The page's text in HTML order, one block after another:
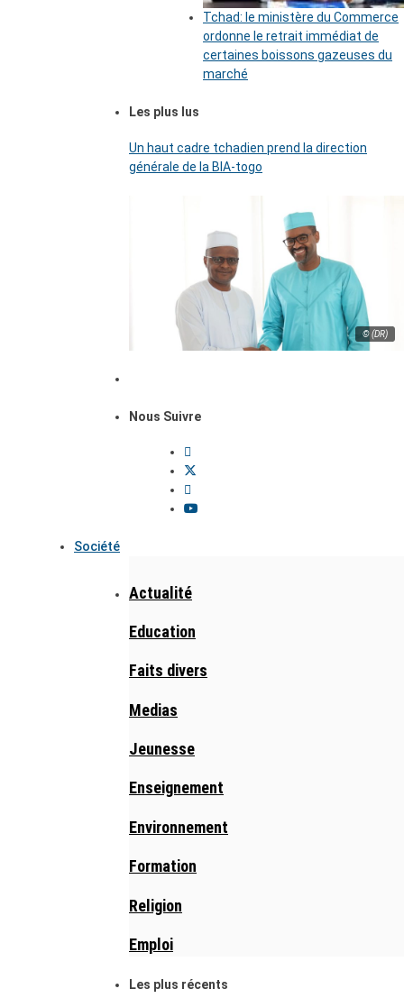
Tchad: le ministère du Commerce
ordonne le retrait immédiat de
certaines boissons gazeuses du
marché
Les plus lus
Un haut cadre tchadien prend la direction
générale de la BIA-togo
© (DR)
Nous Suivre
Société
Actualité
Education
Faits divers
Medias
Jeunesse
Enseignement
Environnement
Formation
Religion
Emploi
Les plus récents